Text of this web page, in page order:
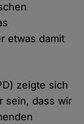
etwas damit
zeigte sich
sein, dass wir